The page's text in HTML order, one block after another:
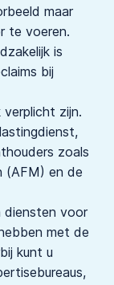
maar
te voeren.
is
bij
zijn.
zoals
(AFM) en de
diensten voor
met de
kunt u